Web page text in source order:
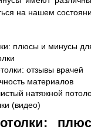
на нашем
плюсы и минусы
отзывы врачей
материалов
натяжной
(видео)